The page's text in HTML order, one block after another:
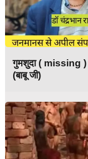
गुमशुदा ( missing )
(बाबू जी)